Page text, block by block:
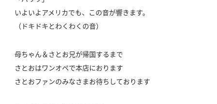
いよいよアメリカでも、この音が響きます。
（ドキドキとわくわくの音）
母ちゃん＆さとお兄が帰国するまで
さとおはワンオペで本店におります
さとおファンのみなさまお待ちしております